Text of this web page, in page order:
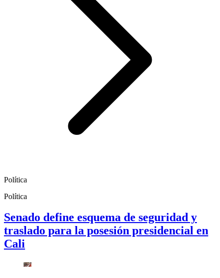
Política
Política
Senado define esquema de seguridad y
traslado para la posesión presidencial en
Cali